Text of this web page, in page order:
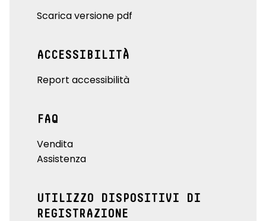
Scarica versione pdf
ACCESSIBILITÀ
Report accessibilità
FAQ
Vendita
Assistenza
UTILIZZO DISPOSITIVI DI
REGISTRAZIONE